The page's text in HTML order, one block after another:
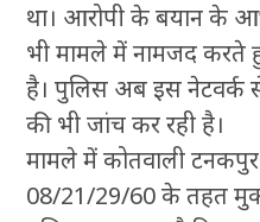
था। आरोपी के बयान के
भी मामले में नामजद
है। पुलिस अब इस नेटवर्क
की भी जांच कर रही है।
मामले में कोतवाली
08/21/29/60 के तहत